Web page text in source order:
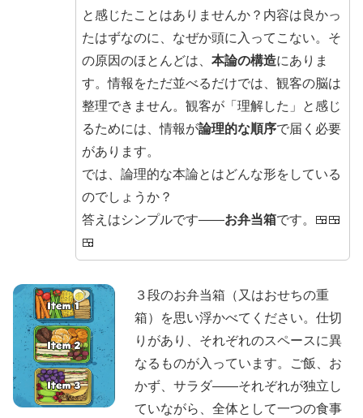
と感じたことはありませんか？内容は良かっ
たはずなのに、なぜか頭に入ってこない。そ
の原因のほとんどは、 本論の構造にありま
す。情報をただ並べるだけでは、観客の脳は
整理できません。観客が「理解した」と感じ
るためには、情報が論理的な順序で届く必要
があります。
では、論理的な本論とはどんな形をしている
のでしょうか？
答えはシンプルです——お弁当箱です。🍱🍱
🍱
３段のお弁当箱（又はおせちの重
箱）を思い浮かべてください。仕切
りがあり、それぞれのスペースに異
なるものが入っています。ご飯、お
かず、サラダ——それぞれが独立し
ていながら、全体として一つの食事